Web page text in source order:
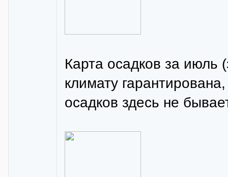
Карта осадков за июль
климату
осадков здесь не